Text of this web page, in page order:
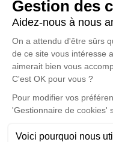
Réseaux sociaux
Liens utiles
Publier un avis de décès
Signaler un abus/une
Consultez nos offres